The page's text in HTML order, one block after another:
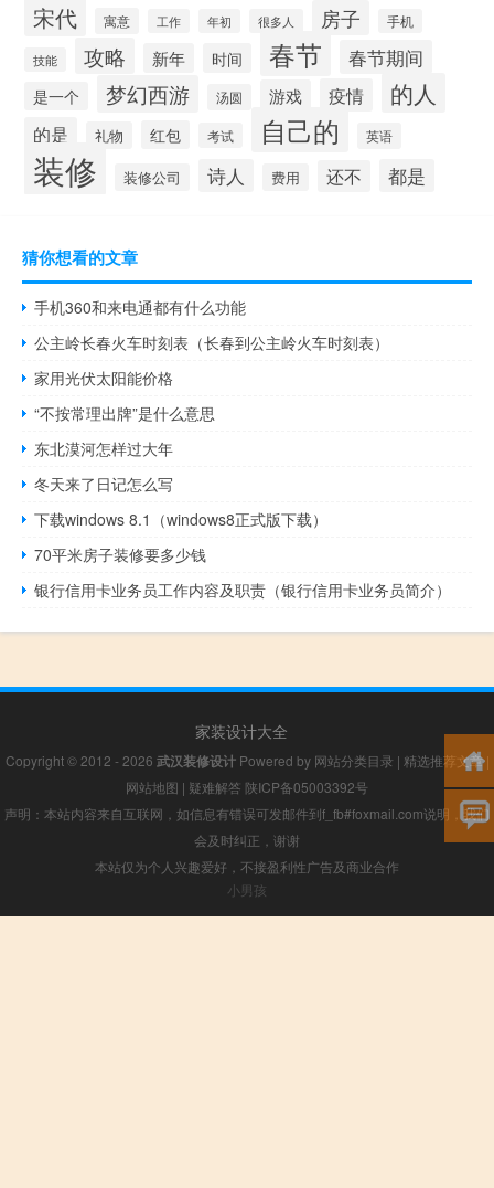
宋代 寓意 工作 年初 很多人 房子 手机
技能 攻略 新年 时间 春节 春节期间
是一个 梦幻西游 汤圆 游戏 疫情 的人
的是 礼物 红包 考试 自己的 英语
装修 装修公司 诗人 费用 还不 都是
猜你想看的文章
手机360和来电通都有什么功能
公主岭长春火车时刻表（长春到公主岭火车时刻表）
家用光伏太阳能价格
“不按常理出牌”是什么意思
东北漠河怎样过大年
冬天来了日记怎么写
下载windows 8.1（windows8正式版下载）
70平米房子装修要多少钱
银行信用卡业务员工作内容及职责（银行信用卡业务员简介）
家装设计大全
Copyright © 2012 - 2026 武汉装修设计Powered by 网站分类目录 | 精选推荐文章|
网站地图 | 疑难解答 陕ICP备05003392号
声明：本站内容来自互联网，如信息有错误可发邮件到f_fb#foxmail.com说明，我们
会及时纠正，谢谢
本站仅为个人兴趣爱好，不接盈利性广告及商业合作
小男孩